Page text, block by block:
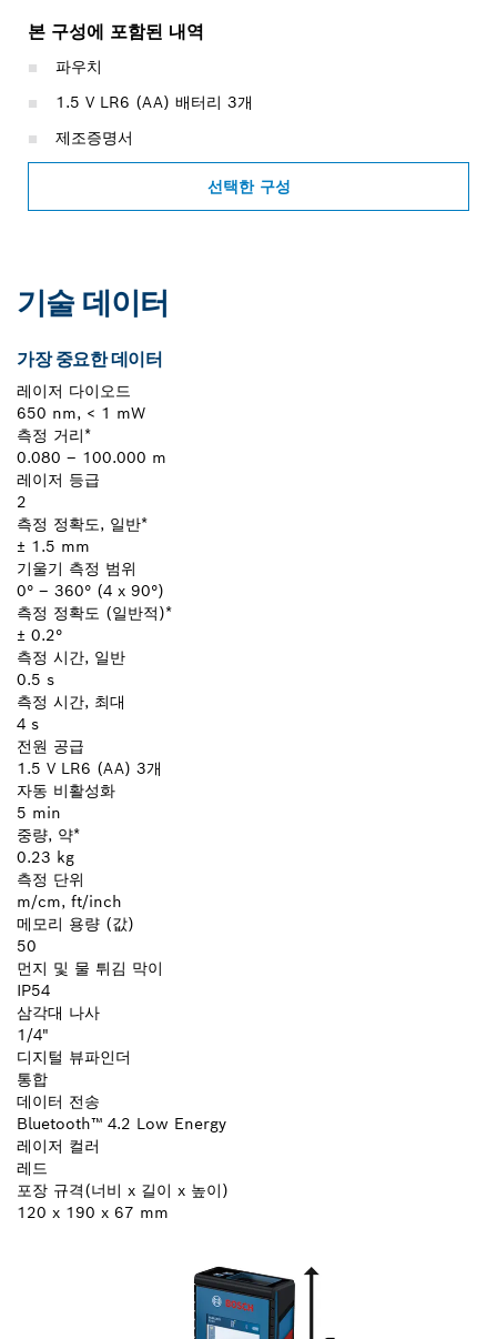
본 구성에 포함된 내역
파우치
1.5 V LR6 (AA) 배터리 3개
제조증명서
선택한 구성
기술 데이터
가장 중요한 데이터
레이저 다이오드
650 nm, < 1 mW
측정 거리*
0.080 – 100.000 m
레이저 등급
2
측정 정확도, 일반*
± 1.5 mm
기울기 측정 범위
0° – 360° (4 x 90°)
측정 정확도 (일반적)*
± 0.2°
측정 시간, 일반
0.5 s
측정 시간, 최대
4 s
전원 공급
1.5 V LR6 (AA) 3개
자동 비활성화
5 min
중량, 약*
0.23 kg
측정 단위
m/cm, ft/inch
메모리 용량 (값)
50
먼지 및 물 튀김 막이
IP54
삼각대 나사
1/4"
디지털 뷰파인더
통합
데이터 전송
Bluetooth™ 4.2 Low Energy
레이저 컬러
레드
포장 규격(너비 x 길이 x 높이)
120 x 190 x 67 mm